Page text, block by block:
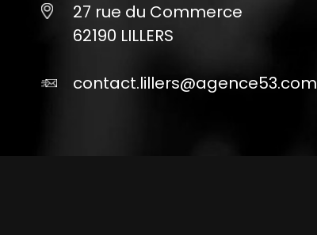
27 rue du Commerce
62190 LILLERS
contact.lillers@agence53.com